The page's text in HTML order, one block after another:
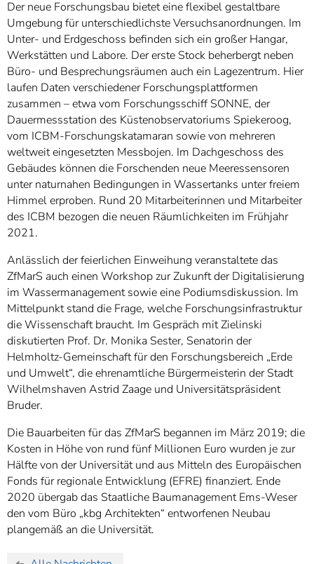
Der neue Forschungsbau bietet eine flexibel gestaltbare
Umgebung für unterschiedlichste Versuchsanordnungen. Im
Unter- und Erdgeschoss befinden sich ein großer Hangar,
Werkstätten und Labore. Der erste Stock beherbergt neben
Büro- und Besprechungsräumen auch ein Lagezentrum. Hier
laufen Daten verschiedener Forschungsplattformen
zusammen – etwa vom Forschungsschiff SONNE, der
Dauermessstation des Küstenobservatoriums Spiekeroog,
vom ICBM-Forschungskatamaran sowie von mehreren
weltweit eingesetzten Messbojen. Im Dachgeschoss des
Gebäudes können die Forschenden neue Meeressensoren
unter naturnahen Bedingungen in Wassertanks unter freiem
Himmel erproben. Rund 20 Mitarbeiterinnen und Mitarbeiter
des ICBM bezogen die neuen Räumlichkeiten im Frühjahr
2021.
Anlässlich der feierlichen Einweihung veranstaltete das
ZfMarS auch einen Workshop zur Zukunft der Digitalisierung
im Wassermanagement sowie eine Podiumsdiskussion. Im
Mittelpunkt stand die Frage, welche Forschungsinfrastruktur
die Wissenschaft braucht. Im Gespräch mit Zielinski
diskutierten Prof. Dr. Monika Sester, Senatorin der
Helmholtz-Gemeinschaft für den Forschungsbereich „Erde
und Umwelt“, die ehrenamtliche Bürgermeisterin der Stadt
Wilhelmshaven Astrid Zaage und Universitätspräsident
Bruder.
Die Bauarbeiten für das ZfMarS begannen im März 2019; die
Kosten in Höhe von rund fünf Millionen Euro wurden je zur
Hälfte von der Universität und aus Mitteln des Europäischen
Fonds für regionale Entwicklung (EFRE) finanziert. Ende
2020 übergab das Staatliche Baumanagement Ems-Weser
den vom Büro „kbg Architekten“ entworfenen Neubau
plangemäß an die Universität.